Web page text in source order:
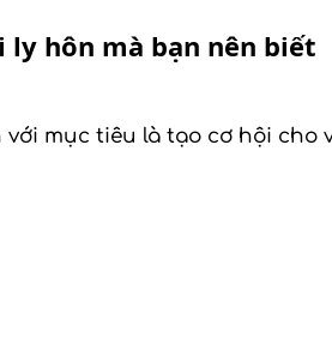
ly hôn mà bạn nên biết
mục tiêu là tạo cơ hội